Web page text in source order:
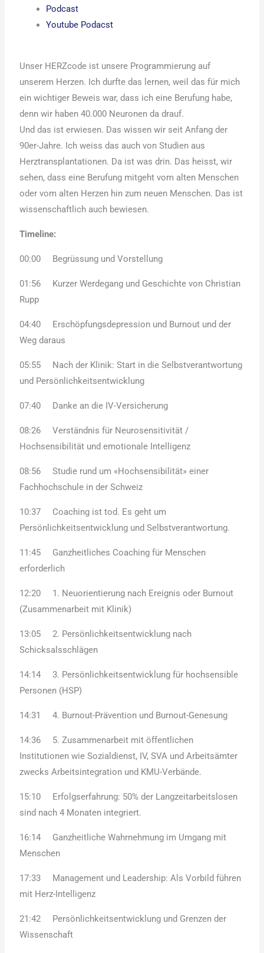
Podcast
Youtube Podacst
Unser HERZcode ist unsere Programmierung auf
unserem Herzen. Ich durfte das lernen, weil das für mich
ein wichtiger Beweis war, dass ich eine Berufung habe,
denn wir haben 40.000 Neuronen da drauf.
Und das ist erwiesen. Das wissen wir seit Anfang der
90er-Jahre. Ich weiss das auch von Studien aus
Herztransplantationen. Da ist was drin. Das heisst, wir
sehen, dass eine Berufung mitgeht vom alten Menschen
oder vom alten Herzen hin zum neuen Menschen. Das ist
wissenschaftlich auch bewiesen.
Timeline:
00:00 Begrüssung und Vorstellung
01:56 Kurzer Werdegang und Geschichte von Christian
Rupp
04:40 Erschöpfungsdepression und Burnout und der
Weg daraus
05:55 Nach der Klinik: Start in die Selbstverantwortung
und Persönlichkeitsentwicklung
07:40 Danke an die IV-Versicherung
08:26 Verständnis für Neurosensitivität /
Hochsensibilität und emotionale Intelligenz
08:56 Studie rund um «Hochsensibilität» einer
Fachhochschule in der Schweiz
10:37 Coaching ist tod. Es geht um
Persönlichkeitsentwicklung und Selbstverantwortung.
11:45 Ganzheitliches Coaching für Menschen
erforderlich
12:20 1. Neuorientierung nach Ereignis oder Burnout
(Zusammenarbeit mit Klinik)
13:05 2. Persönlichkeitsentwicklung nach
Schicksalsschlägen
14:14 3. Persönlichkeitsentwicklung für hochsensible
Personen (HSP)
14:31 4. Burnout-Prävention und Burnout-Genesung
14:36 5. Zusammenarbeit mit öffentlichen
Institutionen wie Sozialdienst, IV, SVA und Arbeitsämter
zwecks Arbeitsintegration und KMU-Verbände.
15:10 Erfolgserfahrung: 50% der Langzeitarbeitslosen
sind nach 4 Monaten integriert.
16:14 Ganzheitliche Wahrnehmung im Umgang mit
Menschen
17:33 Management und Leadership: Als Vorbild führen
mit Herz-Intelligenz
21:42 Persönlichkeitsentwicklung und Grenzen der
Wissenschaft